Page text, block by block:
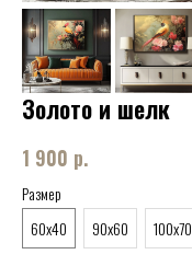
Золото и шелк
1 900 р.
Размер
60x40
90x60 100x70